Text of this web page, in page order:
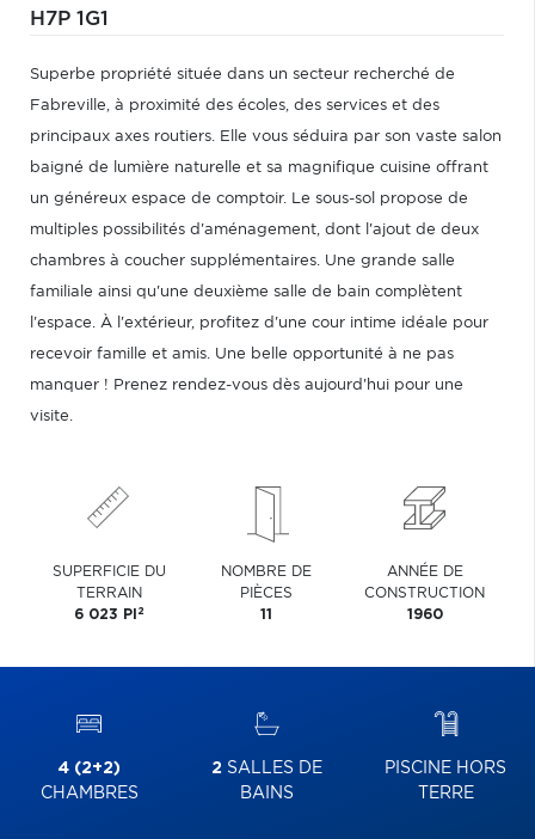
H7P 1G1
Superbe propriété située dans un secteur recherché de
Fabreville, à proximité des écoles, des services et des
principaux axes routiers. Elle vous séduira par son vaste salon
baigné de lumière naturelle et sa magnifique cuisine offrant
un généreux espace de comptoir. Le sous-sol propose de
multiples possibilités d'aménagement, dont l'ajout de deux
chambres à coucher supplémentaires. Une grande salle
familiale ainsi qu'une deuxième salle de bain complètent
l'espace. À l'extérieur, profitez d'une cour intime idéale pour
recevoir famille et amis. Une belle opportunité à ne pas
manquer ! Prenez rendez-vous dès aujourd'hui pour une
visite.
SUPERFICIE DU
TERRAIN
6 023 PI 2
NOMBRE DE
PIÈCES
11
ANNÉE DE
CONSTRUCTION
1960
4 (2+2)
CHAMBRES
2 SALLES DE
BAINS
PISCINE HORS
TERRE